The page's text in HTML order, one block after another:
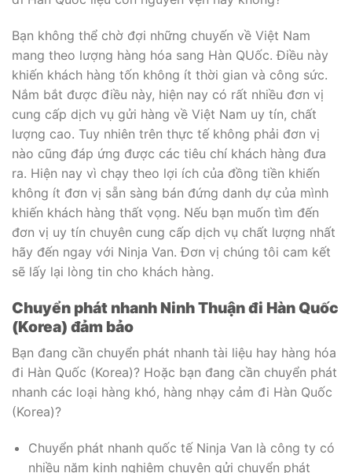
Bạn không thể chờ đợi những chuyến về Việt Nam
mang theo lượng hàng hóa sang Hàn QUốc. Điều này
khiến khách hàng tốn không ít thời gian và công sức.
Nắm bắt được điều này, hiện nay có rất nhiều đơn vị
cung cấp dịch vụ gửi hàng về Việt Nam uy tín, chất
lượng cao. Tuy nhiên trên thực tế không phải đơn vị
nào cũng đáp ứng được các tiêu chí khách hàng đưa
ra. Hiện nay vì chạy theo lợi ích của đồng tiền khiến
không ít đơn vị sẵn sàng bán đứng danh dự của mình
khiến khách hàng thất vọng. Nếu bạn muốn tìm đến
đơn vị uy tín chuyên cung cấp dịch vụ chất lượng nhất
hãy đến ngay với Ninja Van. Đơn vị chúng tôi cam kết
sẽ lấy lại lòng tin cho khách hàng.
Chuyển phát nhanh Ninh Thuận đi Hàn Quốc
(Korea) đảm bảo
Bạn đang cần chuyển phát nhanh tài liệu hay hàng hóa
đi Hàn Quốc (Korea)? Hoặc bạn đang cần chuyển phát
nhanh các loại hàng khó, hàng nhạy cảm đi Hàn Quốc
(Korea)?
Chuyển phát nhanh quốc tế Ninja Van là công ty có
nhiều năm kinh nghiệm chuyên gửi chuyển phát